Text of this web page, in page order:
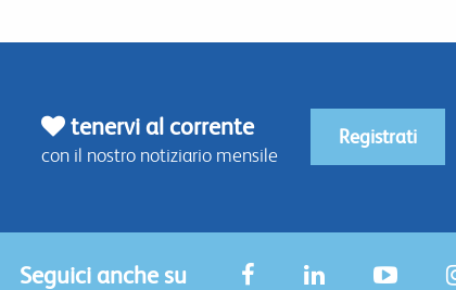
tenervi al corrente
con il nostro notiziario mensile
Registrati
Seguici anche su